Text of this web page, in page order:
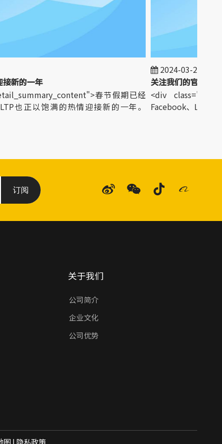
新的一年
春节假期已经
也正以饱满的热情迎接新的一年。
2024-03-25
关注我们的官方社交
<div
Facebook、
订阅
关于我们
公司简介
企业文化
公司优势
图| 隐私政策